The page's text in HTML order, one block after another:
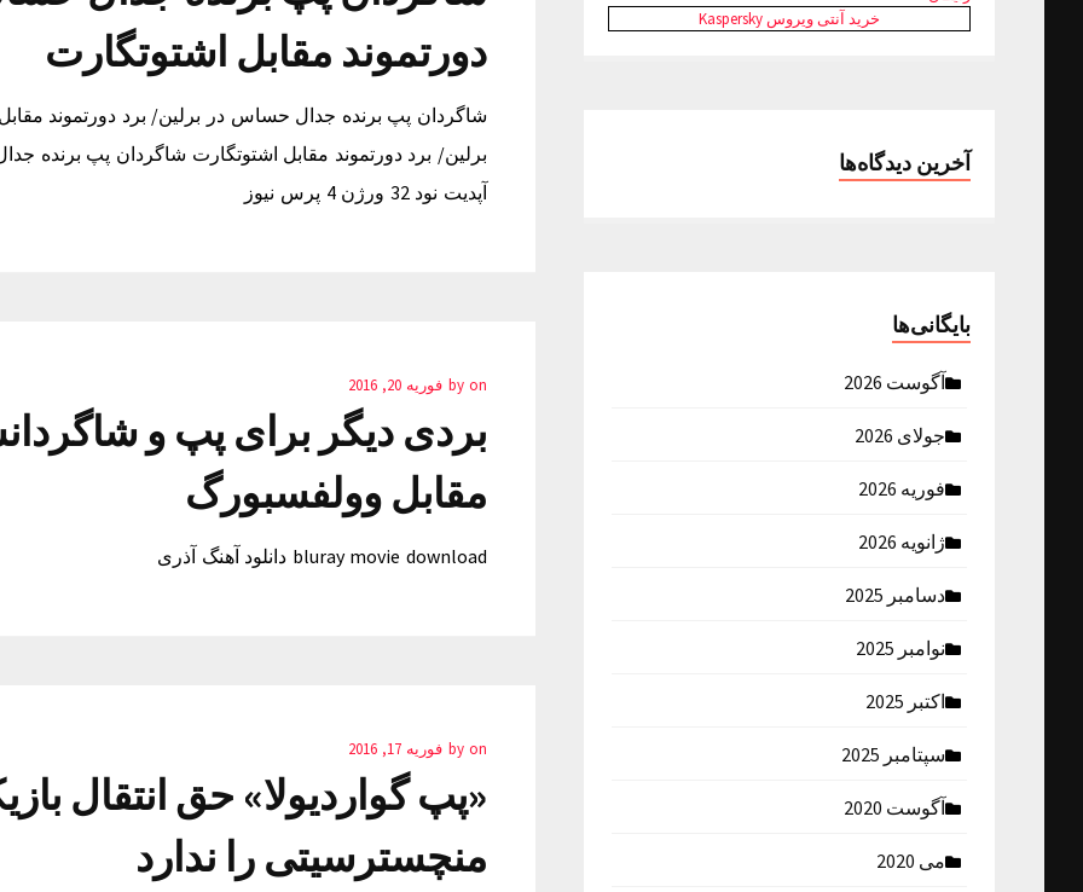
دورتموند مقابل اشتوتگارت
شاگردان پپ برنده جدال حساس در برلین/ برد دورتموند
برلین/ برد دورتموند مقابل اشتوتگارت شاگردان پپ برنده
آپدیت نود 32 ورژن 4 پرس نیوز
by on فوریه 20, 2016
بردی دیگر برای پپ و
مقابل وولفسبورگ
bluray movie download دانلود آهنگ آذری
by on فوریه 17, 2016
«پپ گواردیولا» حق انتقال
منچسترسیتی را ندارد
خرید آنتی ویروس Kaspersky
آخرین دیدگاه‌ها
بایگانی‌ها
آگوست 2026
جولای 2026
فوریه 2026
ژانویه 2026
دسامبر 2025
نوامبر 2025
اکتبر 2025
سپتامبر 2025
آگوست 2020
می 2020